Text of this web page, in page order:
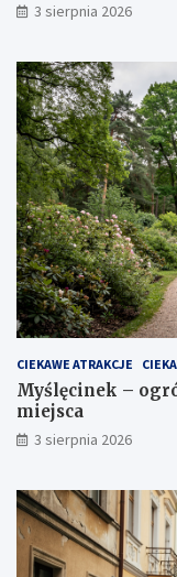
3 sierpnia 2026
CIEKAWE ATRAKCJE
Myślęcinek –
miejsca
3 sierpnia 2026